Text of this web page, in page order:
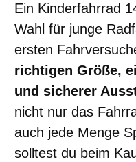
Ein Kinderfahrrad
Wahl für junge
ersten
richtigen Größe,
und sicherer
nicht nur das
auch jede Menge
solltest du beim